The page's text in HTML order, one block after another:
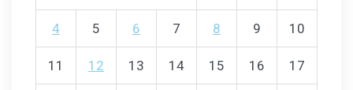
4 5 6 7 8 9 10
11 12 13 14 15 16 17